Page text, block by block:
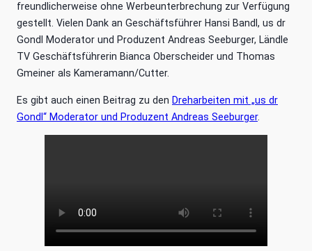
freundlicherweise ohne Werbeunterbrechung zur Verfügung
gestellt. Vielen Dank an Geschäftsführer Hansi Bandl, us dr
Gondl Moderator und Produzent Andreas Seeburger, Ländle
TV Geschäftsführerin Bianca Oberscheider und Thomas
Gmeiner als Kameramann/Cutter.
Es gibt auch einen Beitrag zu den Dreharbeiten mit „us dr
Gondl“ Moderator und Produzent Andreas Seeburger.